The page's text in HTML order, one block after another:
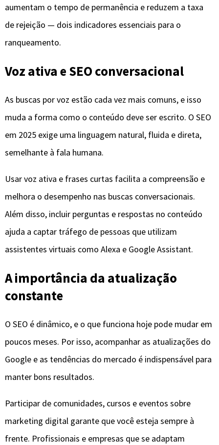
aumentam o tempo de permanência e reduzem a taxa
de rejeição — dois indicadores essenciais para o
ranqueamento.
Voz ativa e SEO conversacional
As buscas por voz estão cada vez mais comuns, e isso
muda a forma como o conteúdo deve ser escrito. O SEO
em 2025 exige uma linguagem natural, fluida e direta,
semelhante à fala humana.
Usar voz ativa e frases curtas facilita a compreensão e
melhora o desempenho nas buscas conversacionais.
Além disso, incluir perguntas e respostas no conteúdo
ajuda a captar tráfego de pessoas que utilizam
assistentes virtuais como Alexa e Google Assistant.
A importância da atualização
constante
O SEO é dinâmico, e o que funciona hoje pode mudar em
poucos meses. Por isso, acompanhar as atualizações do
Google e as tendências do mercado é indispensável para
manter bons resultados.
Participar de comunidades, cursos e eventos sobre
marketing digital garante que você esteja sempre à
frente. Profissionais e empresas que se adaptam